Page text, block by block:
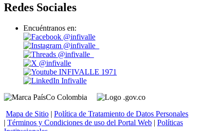
Redes Sociales
Encuéntranos en:
@infivalle
@infivalle_
@infivalle_
@infivalle
INFIVALLE 1971
Infivalle
Mapa de Sitio | Política de Tratamiento de Datos Personales
| Términos y Condiciones de uso del Portal Web | Políticas